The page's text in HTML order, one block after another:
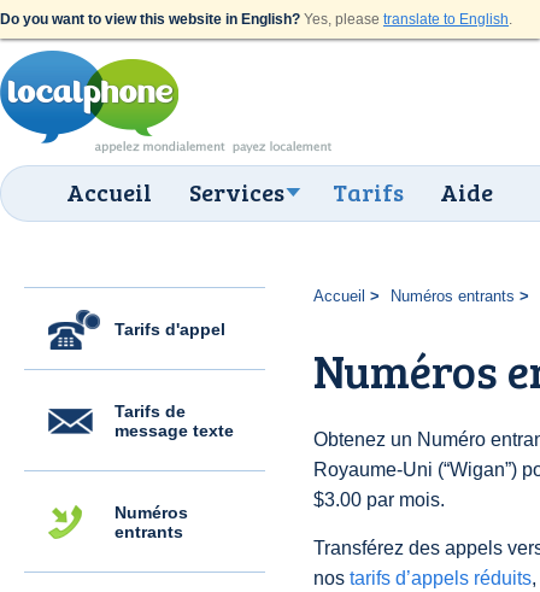
Do you want to view this website in English? Yes, please translate to English.
Accueil Services Tarifs Aide
Tarifs d'appel
Tarifs de
message texte
Numéros
entrants
Accueil Numéros entrants
Numéros
Obtenez un Numéro
Royaume-Uni (“Wigan”)
$3.00 par mois.
Transférez des appels
nos tarifs d’appels réduits